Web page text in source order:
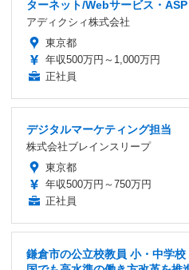
ターネット/Webサービス・ASP
アディクシィ株式会社
東京都
年収500万円～1,000万円
正社員
デジタルマーケティング担当
株式会社ブレインスリープ
東京都
年収500万円～750万円
正社員
鎌倉市の公立校教員 小・中学